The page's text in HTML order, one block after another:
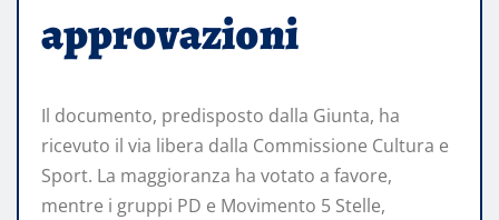
approvazioni
Il documento, predisposto dalla Giunta, ha
ricevuto il via libera dalla Commissione Cultura e
Sport. La maggioranza ha votato a favore,
mentre i gruppi PD e Movimento 5 Stelle,